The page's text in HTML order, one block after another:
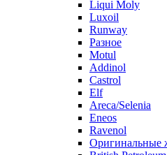
Liqui Moly
Luxoil
Runway
Разное
Motul
Addinol
Castrol
Elf
Areca/Selenia
Eneos
Ravenol
Оригинальные